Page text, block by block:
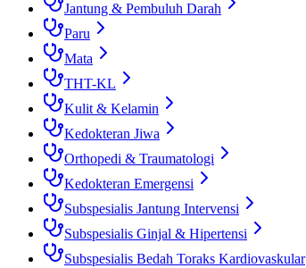
Jantung & Pembuluh Darah
Paru
Mata
THT-KL
Kulit & Kelamin
Kedokteran Jiwa
Orthopedi & Traumatologi
Kedokteran Emergensi
Subspesialis Jantung Intervensi
Subspesialis Ginjal & Hipertensi
Subspesialis Bedah Toraks Kardiovaskular